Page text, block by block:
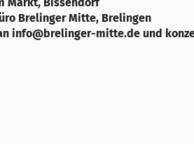
Brelinger Mitte, Brelingen
info@brelinger-mitte.de und